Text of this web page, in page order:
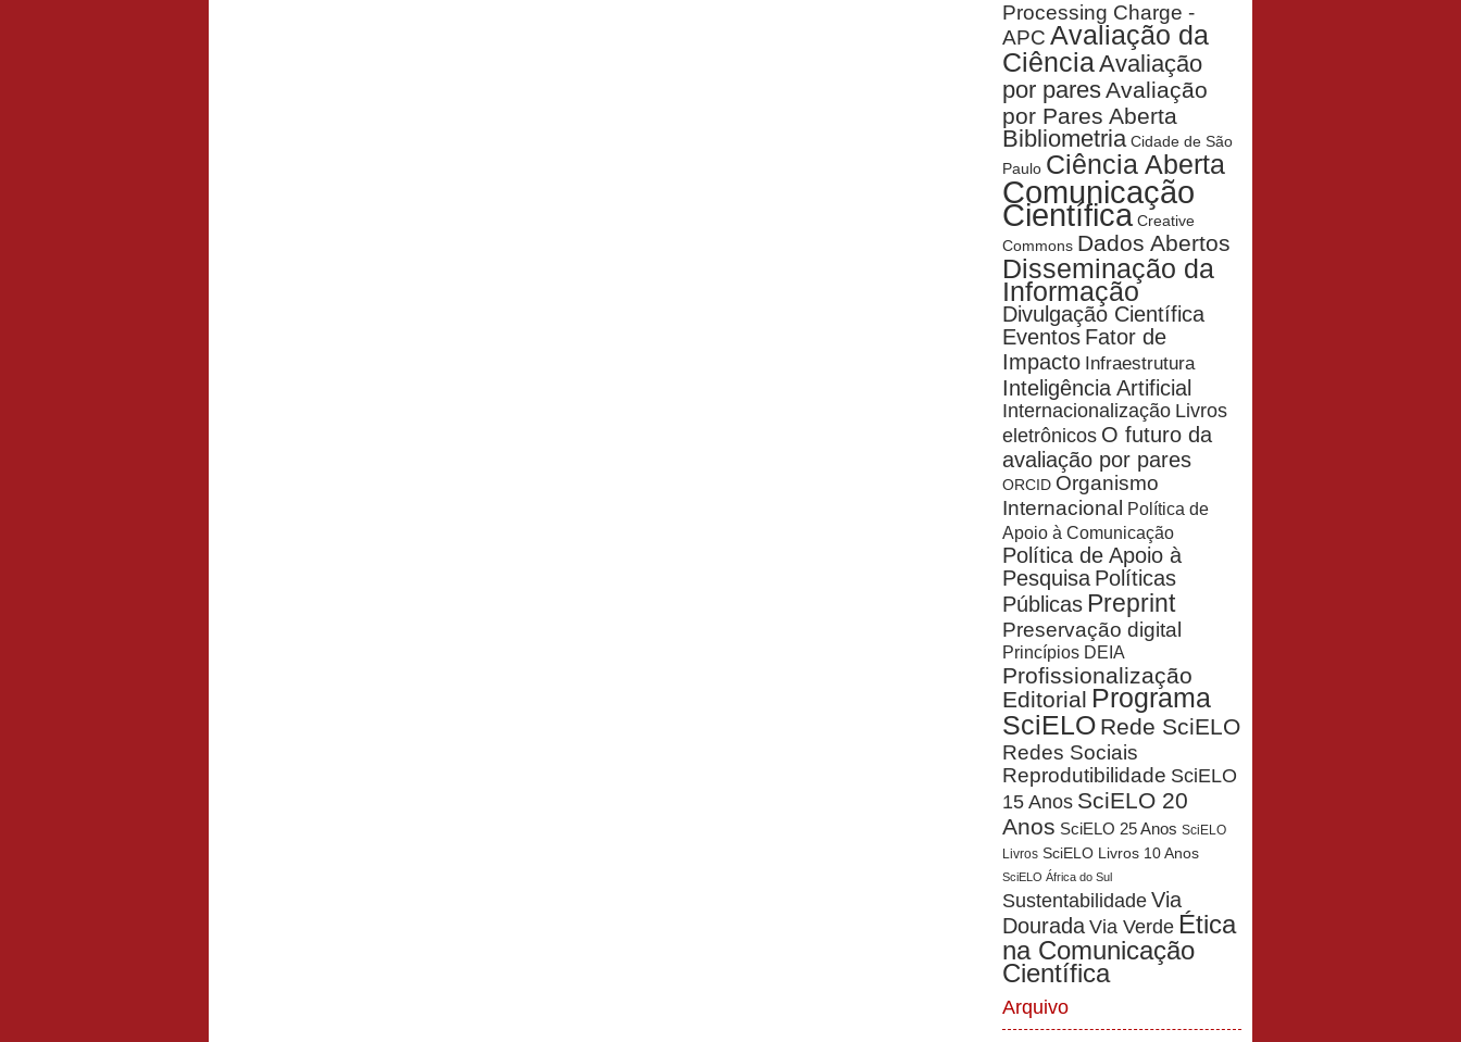
Processing Charge -
APC Avaliação da
CiênciaAvaliação
por paresAvaliação
por Pares Aberta
Bibliometria Cidade de São
Paulo Ciência Aberta
Comunicação
Científica Creative
Commons Dados Abertos
Disseminação da
Informação
Divulgação Científica
Eventos Fator de
Impacto Infraestrutura
Inteligência Artificial
Internacionalização Livros
eletrônicos O futuro da
avaliação por pares
ORCID Organismo
Internacional Política de
Apoio à Comunicação
Política de Apoio à
Pesquisa Políticas
Públicas Preprint
Preservação digital
Princípios DEIA
Profissionalização
Editorial Programa
SciELO Rede SciELO
Redes Sociais
Reprodutibilidade SciELO
15 Anos SciELO 20
Anos SciELO 25 Anos SciELO
Livros SciELO Livros 10 Anos
SciELO África do Sul
Sustentabilidade Via
DouradaVia Verde Ética
na Comunicação
Científica
Arquivo